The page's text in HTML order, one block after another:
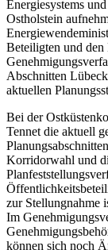
Energiesystems
Ostholstein
Beteiligten und
Abschnitten
aktuellen
Bei der
Tennet die aktuell
Korridorwahl und
zur Stellungnahme
Im
können sich noch